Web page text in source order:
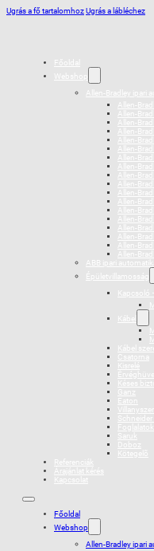
Ugrás a fő tartalomhozUgrás a lábléchez
Főoldal
Webshop
Allen-Bradley ipari
Allen-
Allen-
Allen-
Allen-
Allen-
Allen-
Allen-
Allen-
Allen-
Allen-
Allen-
Allen-
Allen-
Allen-
Allen-
Allen-
Allen-
Allen-
ABB ipari
Épületvillamosság
Kapcsoló
Kábel
Kábel
Csatorna
Kisrelé
Késes
Ganz
Eaton
Schneider
Foglalatok
Saruk
Doboz
Kötegelõ
Referenciák
Árajánlat kérés
Kapcsolat
Főoldal
Webshop
Allen-Bradley ipari